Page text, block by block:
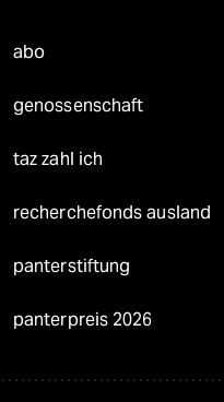
abo
genossenschaft
taz zahl ich
recherchefonds ausland
panterstiftung
panterpreis 2026